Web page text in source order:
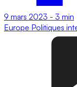
9 mars 2023 - 3 min
Europe Politiques